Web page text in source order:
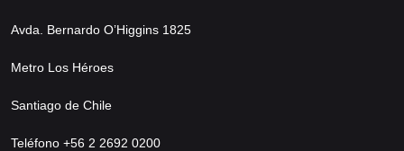
Avda. Bernardo O’Higgins 1825
Metro Los Héroes
Santiago de Chile
Teléfono +56 2 2692 0200